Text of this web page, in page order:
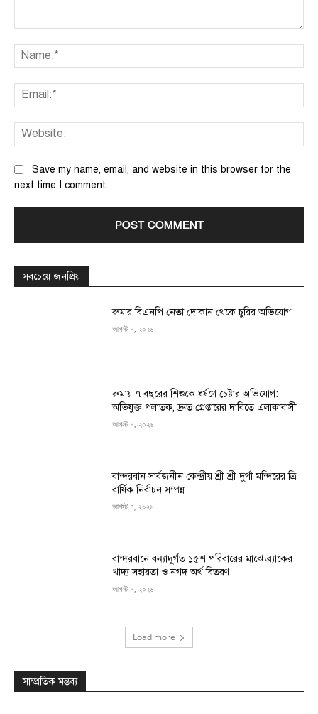
Save my name, email, and website in this browser for the
next time I comment.
সবচেয়ে জনপ্রিয়
রুমার বিএনপি নেতা দোকান থেকে চুরির অভিযোগ
আগস্ট ৭, ২০২৬
রুমায় ৭ বছরের শিশুকে ধর্ষণে চেষ্টার অভিযোগ:
অভিযুক্ত পলাতক, দ্রুত গ্রেপ্তারের দাবিতে এলাকাবাসী
আগস্ট ৭, ২০২৬
বান্দরবান সার্বজনীন কেন্দ্রীয় শ্রী শ্রী দুর্গা মন্দিরের ত্রি
বার্ষিক নির্বাচন সম্পন্ন
আগস্ট ৭, ২০২৬
বান্দরবানে বন্যাদুর্গত ১৫শ পরিবারের মাঝে ব্র্যাকের
খাদ্য সহায়তা ও নগদ অর্থ বিতরণ
আগস্ট ৭, ২০২৬
Load more
সাম্প্রতিক মন্তব্য